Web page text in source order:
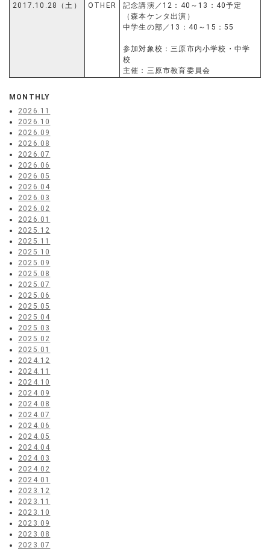
2017.10.28（土） OTHER
記念講演／12：40～13：40予定
（森本ケンタ出演）
中学生の部／13：40～15：55
参加対象校：三原市内小学校・中学
校
主催：三原市教育委員会
MONTHLY
2026.11
2026.10
2026.09
2026.08
2026.07
2026.06
2026.05
2026.04
2026.03
2026.02
2026.01
2025.12
2025.11
2025.10
2025.09
2025.08
2025.07
2025.06
2025.05
2025.04
2025.03
2025.02
2025.01
2024.12
2024.11
2024.10
2024.09
2024.08
2024.07
2024.06
2024.05
2024.04
2024.03
2024.02
2024.01
2023.12
2023.11
2023.10
2023.09
2023.08
2023.07